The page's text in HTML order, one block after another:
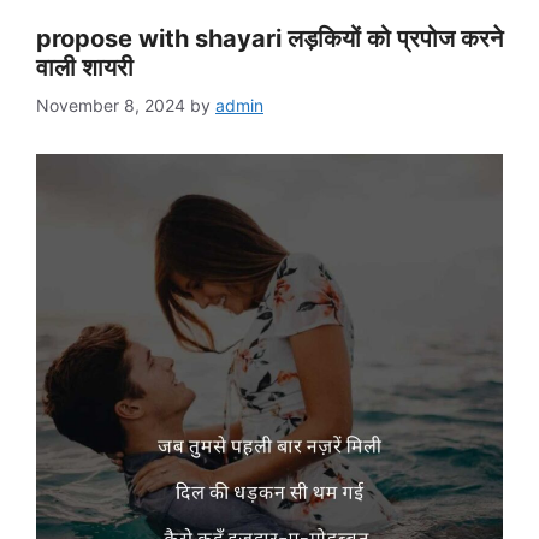
propose with shayari लड़कियों को प्रपोज करने
वाली शायरी
November 8, 2024 by admin